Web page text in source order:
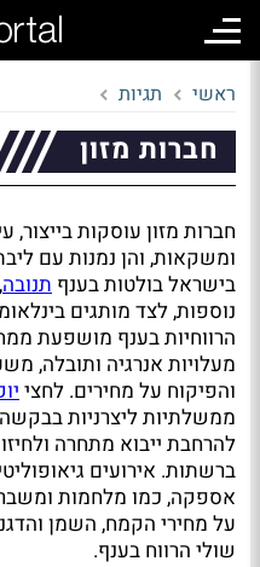
ראשי תגיות
חברות מזון
חברות מזון עוסקות בייצור,
ומשקאות, והן נמנות עם
בישראל בולטות בענף תנובה,
נוספות, לצד מותגים
הרווחיות בענף מושפעת
מעלויות אנרגיה ותובלה,
והפיקוח על מחירים. לחצי
ממשלתיות ליצרניות
להרחבת ייבוא מתחרה
ברשתות. אירועים
אספקה, כמו מלחמות
על מחירי הקמח, השמן
שולי הרווח בענף.